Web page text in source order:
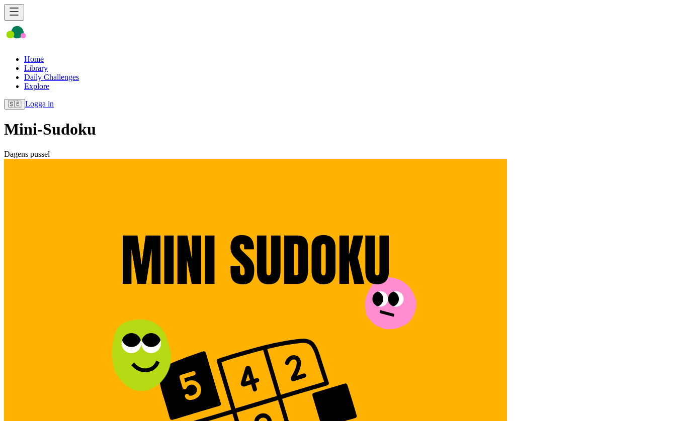
Home
Library
Daily Challenges
Explore
🇸🇪 Logga in
Mini-Sudoku
Dagens pussel